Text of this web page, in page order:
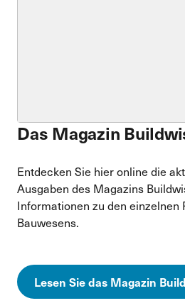
Das Magazin
Entdecken Sie hier online die
Ausgaben des Magazins
Informationen zu den einzelnen
Bauwesens.
Lesen Sie das Magazin